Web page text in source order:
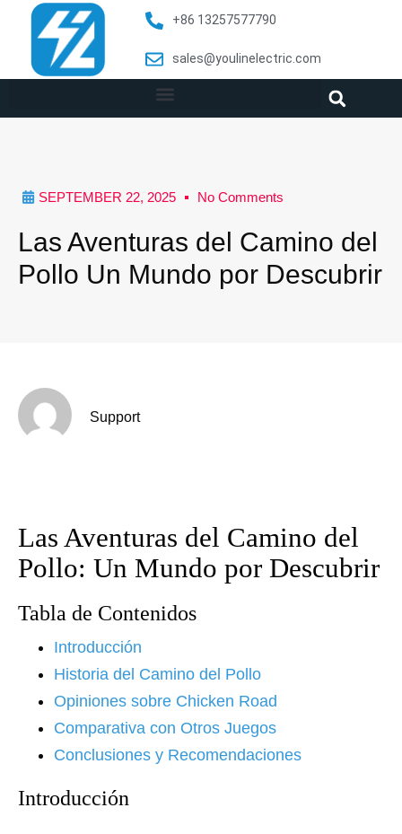
+86 13257577790
sales@youlinelectric.com
SEPTEMBER 22, 2025 No Comments
Las Aventuras del Camino del
Pollo Un Mundo por Descubrir
Support
Las Aventuras del Camino del
Pollo: Un Mundo por Descubrir
Tabla de Contenidos
Introducción
Historia del Camino del Pollo
Opiniones sobre Chicken Road
Comparativa con Otros Juegos
Conclusiones y Recomendaciones
Introducción